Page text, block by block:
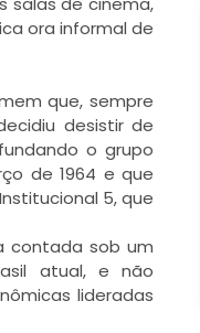
ora informal de
que, sempre
desistir de
o grupo
de 1964 e que
5, que
contada sob um
atual, e não
lideradas